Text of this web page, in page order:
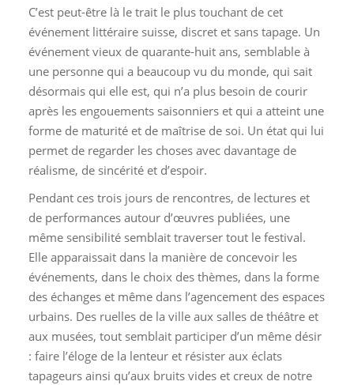
C’est peut-être là le trait le plus touchant de cet
événement littéraire suisse, discret et sans tapage. Un
événement vieux de quarante-huit ans, semblable à
une personne qui a beaucoup vu du monde, qui sait
désormais qui elle est, qui n’a plus besoin de courir
après les engouements saisonniers et qui a atteint une
forme de maturité et de maîtrise de soi. Un état qui lui
permet de regarder les choses avec davantage de
réalisme, de sincérité et d’espoir.
Pendant ces trois jours de rencontres, de lectures et
de performances autour d’œuvres publiées, une
même sensibilité semblait traverser tout le festival.
Elle apparaissait dans la manière de concevoir les
événements, dans le choix des thèmes, dans la forme
des échanges et même dans l’agencement des espaces
urbains. Des ruelles de la ville aux salles de théâtre et
aux musées, tout semblait participer d’un même désir
: faire l’éloge de la lenteur et résister aux éclats
tapageurs ainsi qu’aux bruits vides et creux de notre